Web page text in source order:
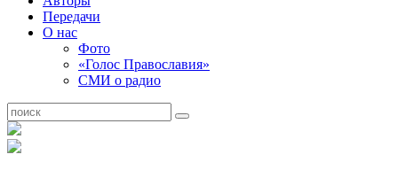
Передачи
О нас
Фото
«Голос Православия»
СМИ о радио